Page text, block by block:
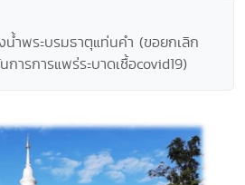
ำพระบรมธาตุแท่นคำ (ขอยกเลิก
ารการแพร่ระบาดเชื้อcovid19)